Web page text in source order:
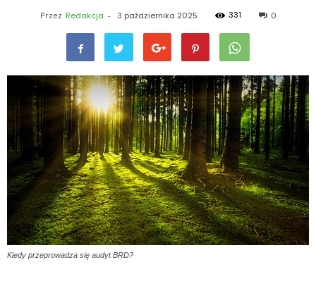
Przez Redakcja - 3 października 2025 331 0
Kiedy przeprowadza się audyt BRD?